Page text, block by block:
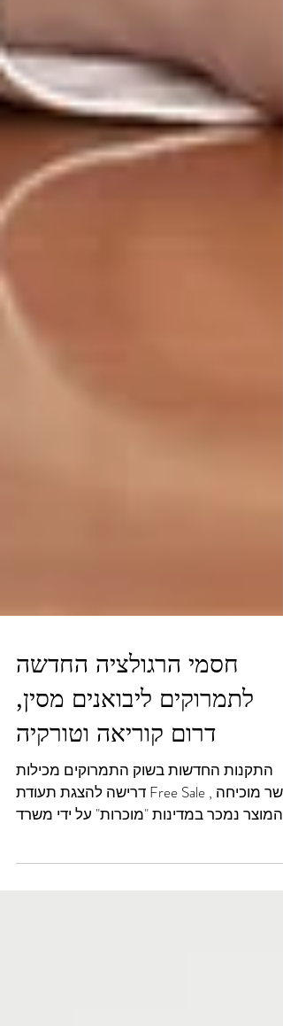
חסמי הרגולציה החדשה
לתמרוקים ליבואנים מסין,
דרום קוריאה וטורקיה
התקנות החדשות בשוק התמרוקים מכילות
שהמוצר נמכר במדינות "מוכרות" על ידי משרד